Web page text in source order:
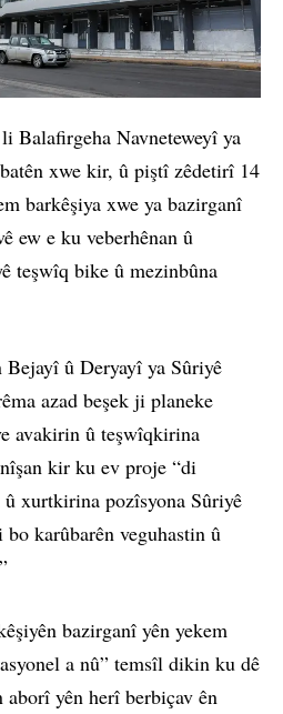
Balafirgeha Navneteweyî ya
xwe kir, û piştî zêdetirî 14
barkêşiya xwe ya bazirganî
ew e ku veberhênan û
teşwîq bike û mezinbûna
Bejayî û Deryayî ya Sûriyê
azad beşek ji planeke
avakirin û teşwîqkirina
kir ku ev proje “di
û xurtkirina pozîsyona Sûriyê
karûbarên veguhastin û
bazirganî yên yekem
a nû” temsîl dikin ku dê
yên herî berbiçav ên